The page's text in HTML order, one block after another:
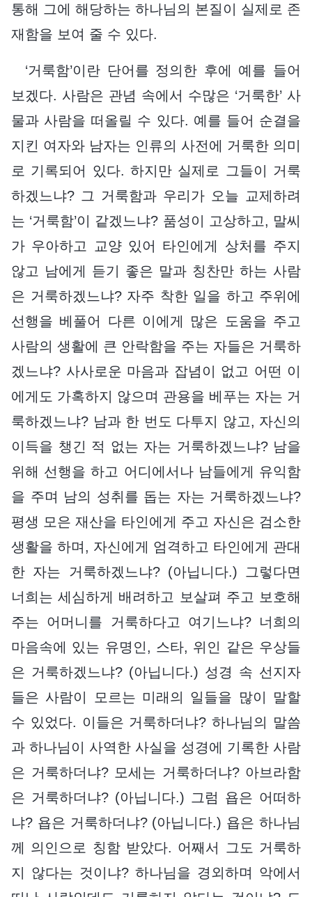
통해 그에 해당하는 하나님의 본질이 실제로 존
재함을 보여 줄 수 있다.
‘거룩함’이란 단어를 정의한 후에 예를 들어
보겠다. 사람은 관념 속에서 수많은 ‘거룩한’ 사
물과 사람을 떠올릴 수 있다. 예를 들어 순결을
지킨 여자와 남자는 인류의 사전에 거룩한 의미
로 기록되어 있다. 하지만 실제로 그들이 거룩
하겠느냐? 그 거룩함과 우리가 오늘 교제하려
는 ‘거룩함’이 같겠느냐? 품성이 고상하고, 말씨
가 우아하고 교양 있어 타인에게 상처를 주지
않고 남에게 듣기 좋은 말과 칭찬만 하는 사람
은 거룩하겠느냐? 자주 착한 일을 하고 주위에
선행을 베풀어 다른 이에게 많은 도움을 주고
사람의 생활에 큰 안락함을 주는 자들은 거룩하
겠느냐? 사사로운 마음과 잡념이 없고 어떤 이
에게도 가혹하지 않으며 관용을 베푸는 자는 거
룩하겠느냐? 남과 한 번도 다투지 않고, 자신의
이득을 챙긴 적 없는 자는 거룩하겠느냐? 남을
위해 선행을 하고 어디에서나 남들에게 유익함
을 주며 남의 성취를 돕는 자는 거룩하겠느냐?
평생 모은 재산을 타인에게 주고 자신은 검소한
생활을 하며, 자신에게 엄격하고 타인에게 관대
한 자는 거룩하겠느냐? (아닙니다.) 그렇다면
너희는 세심하게 배려하고 보살펴 주고 보호해
주는 어머니를 거룩하다고 여기느냐? 너희의
마음속에 있는 유명인, 스타, 위인 같은 우상들
은 거룩하겠느냐? (아닙니다.) 성경 속 선지자
들은 사람이 모르는 미래의 일들을 많이 말할
수 있었다. 이들은 거룩하더냐? 하나님의 말씀
과 하나님이 사역한 사실을 성경에 기록한 사람
은 거룩하더냐? 모세는 거룩하더냐? 아브라함
은 거룩하더냐? (아닙니다.) 그럼 욥은 어떠하
냐? 욥은 거룩하더냐? (아닙니다.) 욥은 하나님
께 의인으로 칭함 받았다. 어째서 그도 거룩하
지 않다는 것이냐? 하나님을 경외하며 악에서